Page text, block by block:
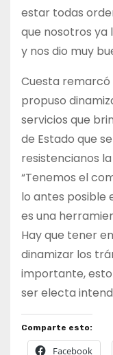
estar todas
que nosotros ya
y nos dio muy
Cuesta remarcó
propuso
servicios que
de Estado que
resistencianos
“Tenemos el
lo antes posible
es una
Hay que tener
dinamizar los
importante,
ser electa
Comparte esto:
Facebook